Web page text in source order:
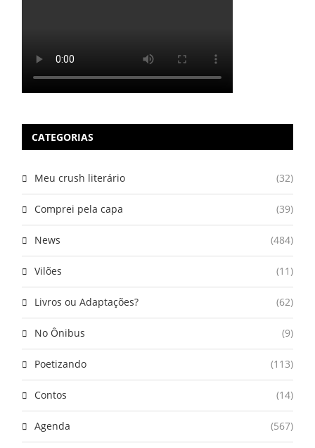
CATEGORIAS
Meu crush literário (32)
Comprei pela capa (39)
News (484)
Vilões (11)
Livros ou Adaptações? (62)
No Ônibus (9)
Poetizando (113)
Contos (14)
Agenda (567)